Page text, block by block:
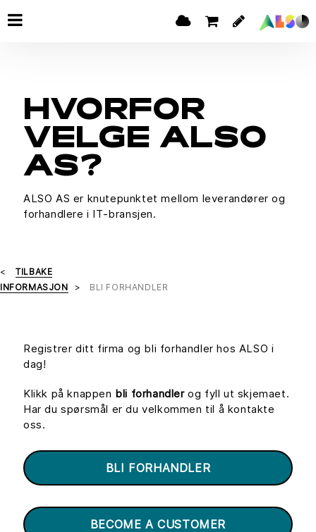
HVORFOR
VELGE ALSO
AS?
ALSO AS er knutepunktet mellom leverandører og
forhandlere i IT-bransjen.
TILBAKE
INFORMASJON
BLI FORHANDLER
Registrer ditt firma og bli forhandler hos ALSO i
dag!
Klikk på knappen bli forhandlerog fyll ut skjemaet.
Har du spørsmål er du velkommen til å kontakte
oss.
BLI FORHANDLER
BECOME A CUSTOMER